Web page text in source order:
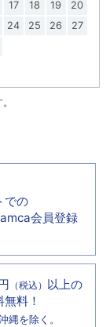
17 18 19
20
24 25 26
27
での
会員登録
（税込） 以上の
無料！
縄を除く。